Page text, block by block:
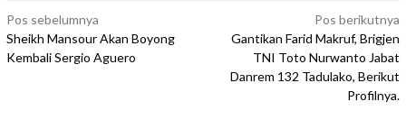
Navigasi
pos
Pos sebelumnya
Sheikh Mansour Akan Boyong
Kembali Sergio Aguero
Pos berikutnya
Gantikan Farid Makruf, Brigjen
TNI Toto Nurwanto Jabat
Danrem 132 Tadulako, Berikut
Profilnya.